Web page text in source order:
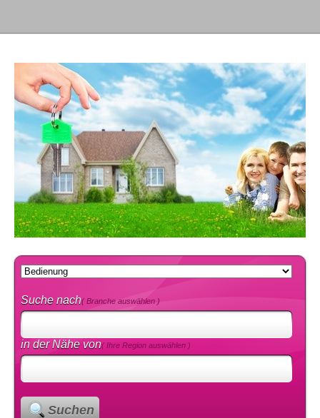
Suche nach( Branche auswählen )
in der Nähe von( Ihre Region auswählen )
Suchen